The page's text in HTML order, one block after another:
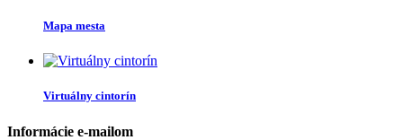
Mapa mesta
Virtuálny cintorín
Informácie e-mailom